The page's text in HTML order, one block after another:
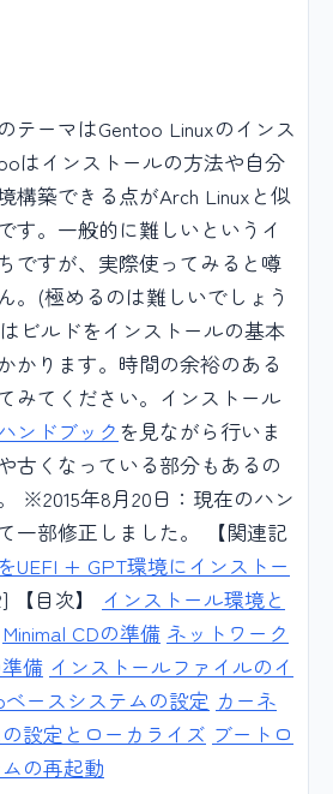
テーマはGentoo Linuxのインス
はインストールの方法や自分
構築できる点がArch Linuxと似
す。一般的に難しいというイ
ですが、実際使ってみると噂
。(極めるのは難しいでしょう
ビルドをインストールの基本
かります。時間の余裕のある
みてください。インストール
ンドブック を見ながら行いま
古くなっている部分もあるの
※2015年8月20日：現在のハン
一部修正しました。 【関連記
UEFI + GPT環境にインストー
【目次】 インストール環境と
Minimal CDの準備 ネットワーク
備 インストールファイルのイ
ベースシステムの設定 カーネ
設定とローカライズ ブートロ
の再起動